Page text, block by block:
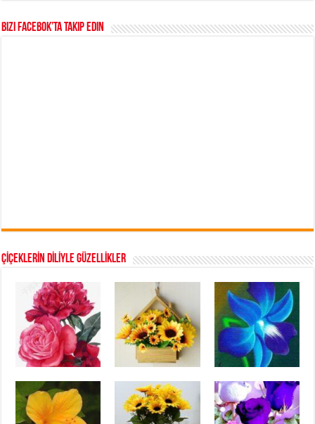
Bizi Facebok’ta takip edin
ÇİÇEKLERİN DİLİYLE GÜZELLİKLER